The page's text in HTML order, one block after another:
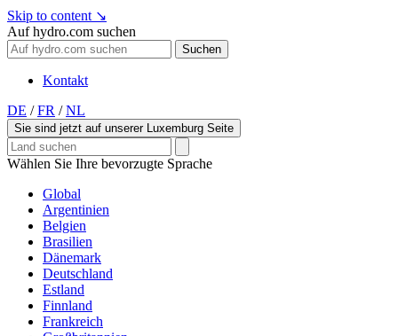
Skip to content ↘
Auf hydro.com suchen
Suchen
Kontakt
DE / FR / NL
Sie sind jetzt auf unserer Luxemburg Seite
Wählen Sie Ihre bevorzugte Sprache
Global
Argentinien
Belgien
Brasilien
Dänemark
Deutschland
Estland
Finnland
Frankreich